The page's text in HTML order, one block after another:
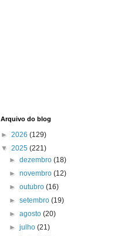
Arquivo do blog
► 2026 (129)
▼ 2025 (221)
►dezembro(18)
►novembro(12)
►outubro(16)
►setembro(19)
►agosto(20)
►julho(21)